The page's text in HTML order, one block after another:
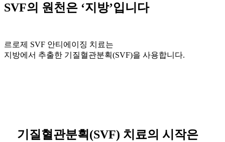
SVF의 원천은 ‘지방’입니다
르로제 SVF 안티에이징 치료는
지방에서 추출한 기질혈관분획(SVF)을 사용합니다.
기질혈관분획(SVF) 치료의 시작은